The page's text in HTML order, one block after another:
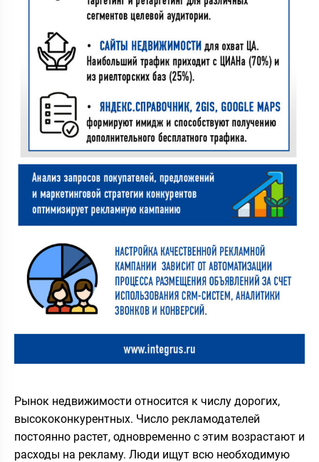
Рынок недвижимости относится к числу дорогих,
высококонкурентных. Число рекламодателей
постоянно растет, одновременно с этим возрастают и
расходы на рекламу. Люди ищут всю необходимую